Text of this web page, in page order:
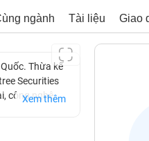
ngành Tài liệu Giao
Thừa kế
Securities
công nghệ
Xem thêm